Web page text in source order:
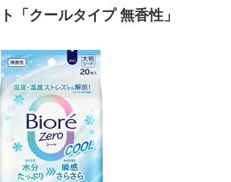
「クールタイプ 無香性」